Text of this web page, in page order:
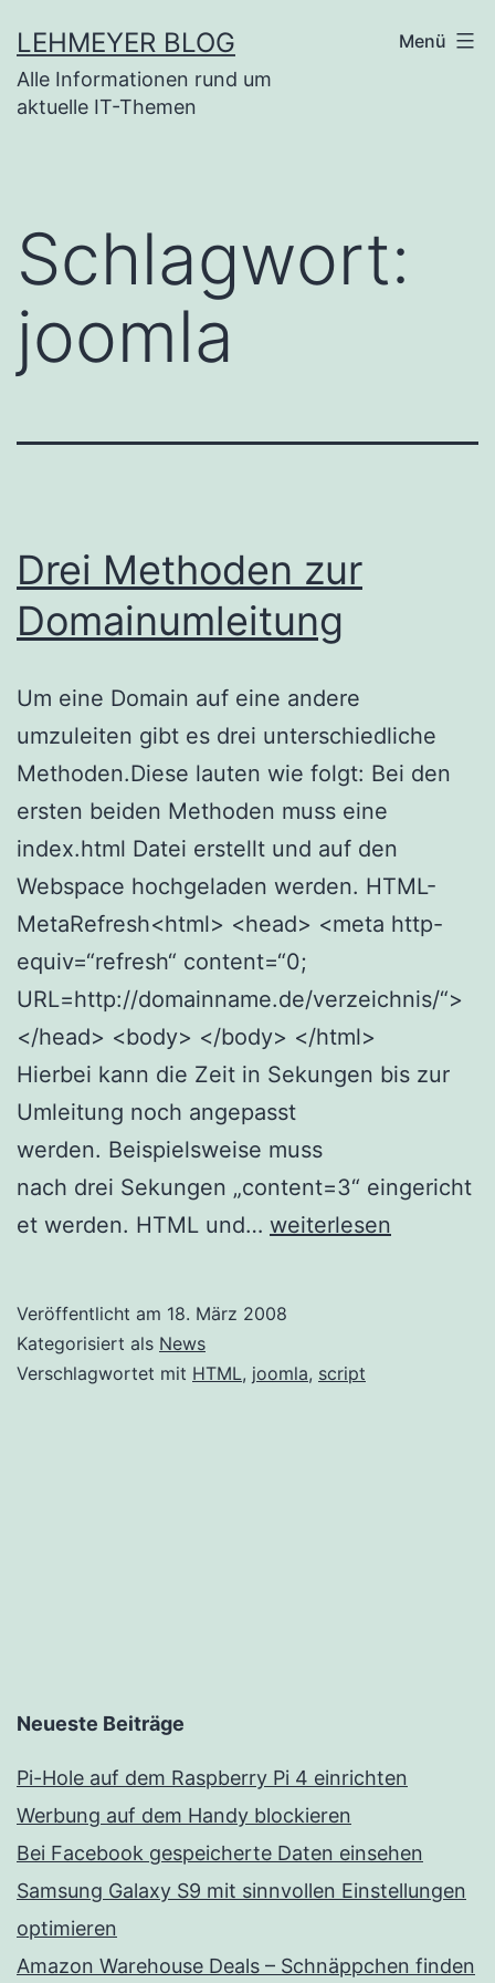
Inhalt
springen
LEHMEYER BLOG
Alle Informationen rund um
aktuelle IT-Themen
Menü
Schlagwort:
joomla
Drei Methoden zur
Domainumleitung
Um eine Domain auf eine andere
umzuleiten gibt es drei unterschiedliche
Methoden.Diese lauten wie folgt: Bei den
ersten beiden Methoden muss eine
index.html Datei erstellt und auf den
Webspace hochgeladen werden. HTML-
MetaRefresh<html> <head> <meta http-
equiv=“refresh“ content=“0;
URL=http://domainname.de/verzeichnis/“>
</head> <body> </body> </html>
Hierbei kann die Zeit in Sekungen bis zur
Umleitung noch angepasst
werden. Beispielsweise muss
nach drei Sekungen „content=3“ eingericht
et werden. HTML und… Drei
weiterlesen
Veröffentlicht am 18. März 2008
Kategorisiert als News
Verschlagwortet mit HTML, joomla, script
Neueste Beiträge
Pi-Hole auf dem Raspberry Pi 4 einrichten
Werbung auf dem Handy blockieren
Bei Facebook gespeicherte Daten einsehen
Samsung Galaxy S9 mit sinnvollen Einstellungen
optimieren
Amazon Warehouse Deals – Schnäppchen finden